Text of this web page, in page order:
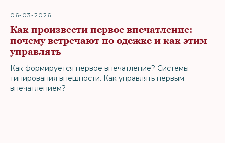
06-03-2026
Как произвести первое впечатление:
почему встречают по одежке и как этим
управлять
Как формируется первое впечатление? Системы
типирования внешности. Как управлять первым
впечатлением?